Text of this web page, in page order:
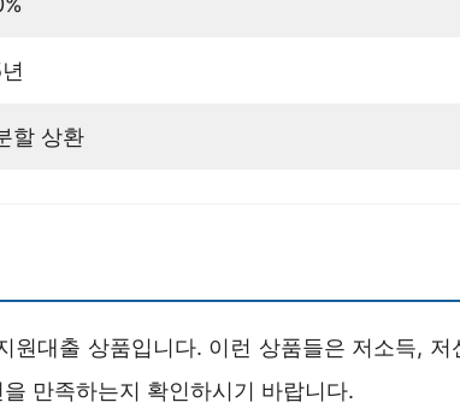
할 상환
원대출 상품입니다. 이런 상품들은 저소득, 저
만족하는지 확인하시기 바랍니다.